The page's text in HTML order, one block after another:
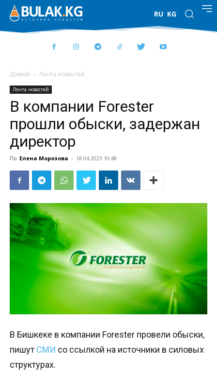
RU KG
Домой Лента новостей
Лента новостей
В компании Forester
прошли обыски, задержан
директор
По Елена Морозова - 18.04.2023 10:48
В Бишкеке в компании Forester провели обыски,
пишут СМИ со ссылкой на источники в силовых
структурах.